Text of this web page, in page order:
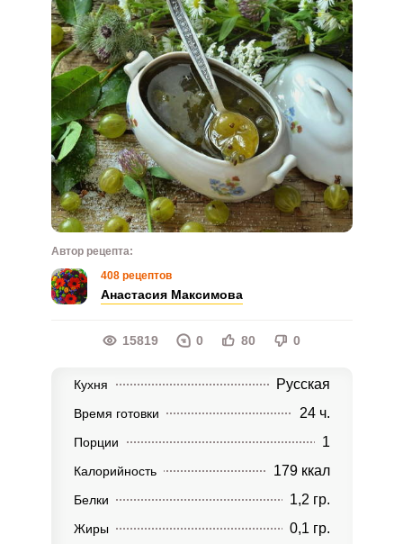
Автор рецепта:
408 рецептов
Анастасия Максимова
15819 0 80 0
Кухня Русская
Время готовки 24 ч.
Порции 1
Калорийность 179 ккал
Белки 1,2 гр.
Жиры 0,1 гр.